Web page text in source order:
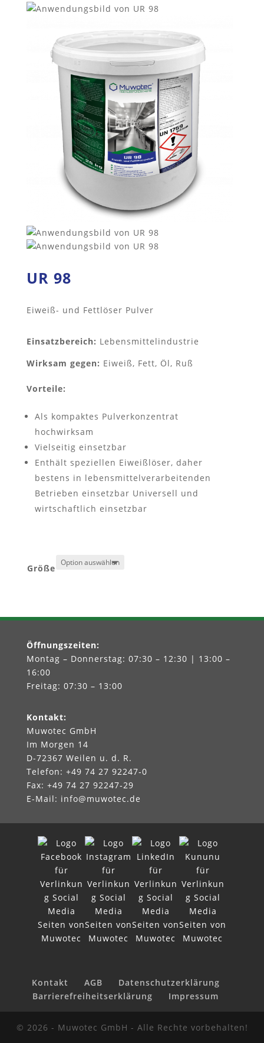
UR 98
Eiweiß- und Fettlöser Pulver
Einsatzbereich: Lebensmittelindustrie
Wirksam gegen: Eiweiß, Fett, Öl, Ruß
Vorteile:
Als kompaktes Pulverkonzentrat
hochwirksam
Vielseitig einsetzbar
Enthält speziellen Eiweißlöser, daher
bestens in lebensmittelverarbeitenden
Betrieben einsetzbar Universell und
wirtschaftlich einsetzbar
Größe
t
r
n
a
t
e
:
Öffnungszeiten:
Montag – Donnerstag: 07:30 – 12:30 | 13:00 –
16:00
Freitag: 07:30 – 13:00
Kontakt:
Muwotec GmbH
Im Morgen 14
D-72367 Weilen u. d. R.
Telefon: +49 74 27 92247‑0
Fax: +49 74 27 92247‑29
E-Mail: info@muwotec.de
Kontakt AGB
Datenschutzerklärung
Barrierefreiheitserklärung
Impressum
© 2026 - Muwotec GmbH - Alle Rechte vorbehalten!